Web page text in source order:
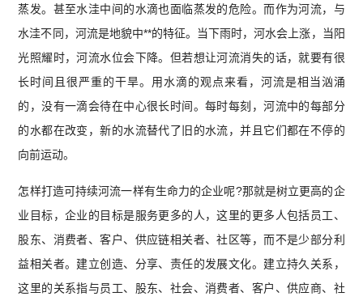
蒸发。甚至水洼中间的水滴也面临蒸发的危险。而作为河流，与
水洼不同，河流是地貌中**的特征。当下雨时，河水会上涨，当阳
光照耀时，河流水位会下降。但若想让河流消失的话，就要有很
长时间且很严重的干旱。用水滴的观点来看，河流是相当汹涌
的，没有一滴会待在中心很长时间。每时每刻，河流中的每部分
的水都在改变，新的水流替代了旧的水流，并且它们都在不停的
向前运动。
怎样打造可持续河流一样有生命力的企业呢?那就是树立更高的企
业目标，企业的目标是服务更多的人，这里的更多人包括员工、
股东、消费者、客户、供应链相关者、社区等，而不是少部分利
益相关者。建立创造、分享、责任的发展文化。建立持久关系，
这里的关系指与员工、股东、社会、消费者、客户、供应商、社